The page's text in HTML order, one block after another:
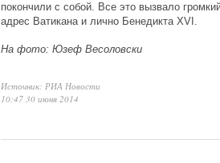
покончили с собой. Все это вызвало
адрес Ватикана и лично Бенедикта XVI.
На фото: Юзеф Весоловски
Источник: РИА Новости
10:47 30 июня 2014